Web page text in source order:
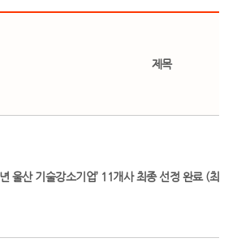
제목
울산 기술강소기업’ 11개사 최종 선정 완료 (최